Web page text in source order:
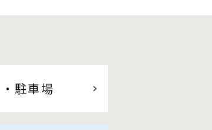
・駐車場